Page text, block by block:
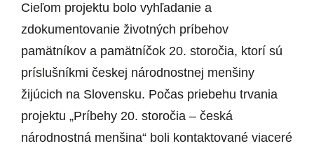
Cieľom projektu bolo vyhľadanie a
zdokumentovanie životných príbehov
pamätníkov a pamätníčok 20. storočia, ktorí sú
príslušníkmi českej národnostnej menšiny
žijúcich na Slovensku. Počas priebehu trvania
projektu „Príbehy 20. storočia – česká
národnostná menšina“ boli kontaktované viaceré